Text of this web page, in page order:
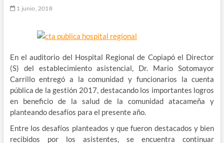
1 junio, 2018
En el auditorio del Hospital Regional de Copiapó el Director
(S) del establecimiento asistencial, Dr. Mario Sotomayor
Carrillo entregó a la comunidad y funcionarios la cuenta
pública de la gestión 2017, destacando los importantes logros
en beneficio de la salud de la comunidad atacameña y
planteando desafíos para el presente año.
Entre los desafíos planteados y que fueron destacados y bien
recibidos por los asistentes, se encuentra continuar